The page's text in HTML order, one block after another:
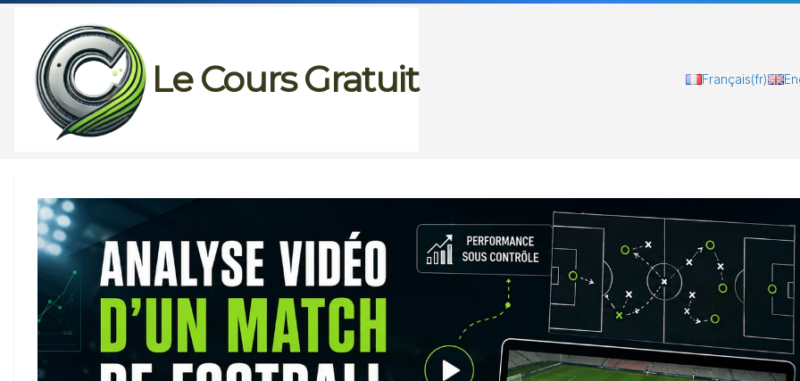
contenu
Le Cours Gratuit Français(fr)